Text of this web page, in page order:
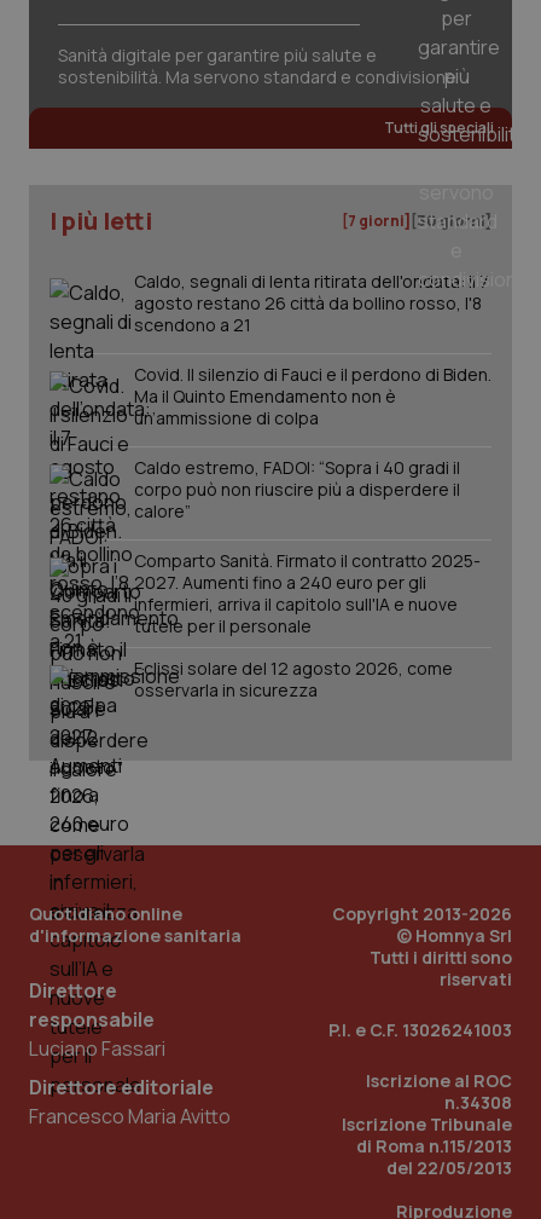
Sanità digitale per garantire più salute e
sostenibilità. Ma servono standard e condivisione
Tutti gli speciali
I più letti [7 giorni] [30 giorni]
Caldo, segnali di lenta ritirata dell'ondata: il 7
agosto restano 26 città da bollino rosso, l'8
scendono a 21
Covid. Il silenzio di Fauci e il perdono di Biden.
Ma il Quinto Emendamento non è
un’ammissione di colpa
Caldo estremo, FADOI: “Sopra i 40 gradi il
corpo può non riuscire più a disperdere il
calore”
Comparto Sanità. Firmato il contratto 2025-
2027. Aumenti fino a 240 euro per gli
infermieri, arriva il capitolo sull'IA e nuove
tutele per il personale
Eclissi solare del 12 agosto 2026, come
osservarla in sicurezza
Quotidiano online
d'informazione sanitaria
Direttore
responsabile
Luciano Fassari
Direttore editoriale
Francesco Maria Avitto
Copyright 2013-2026
© Homnya Srl
Tutti i diritti sono
riservati
P.I. e C.F. 13026241003
Iscrizione al ROC
n.34308
Iscrizione Tribunale
di Roma n.115/2013
del 22/05/2013
Riproduzione
PHPSESSID
www.quotidianosanita.it
_ga_KM60CM4NPH .quotidianosanita.it
1